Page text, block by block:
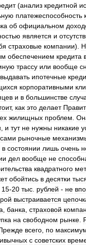
(анализ кредитной
платежеспособность
об официальном
является и
страховые компании).
обеспечением кредита
трассу или вообще
выдавать ипотечные
корпоративными
и в большинстве
, как это делает
жилищных проблем
и тут не нужны никакие
сами рыночные
в состоянии лишь очень
дел вообще не
квадратного
обойтись в десятки
15-20 тыс рублей - не
выстраивается
банка страховой
на свободном рынке
всего по
с советских